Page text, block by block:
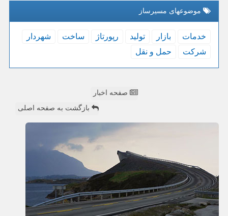
موضوعهای مسیرساز
خدمات بازار تولید رپورتاژ ساخت
شهردار
شركت
حمل و نقل
صفحه اخبار
بازگشت به صفحه اصلی